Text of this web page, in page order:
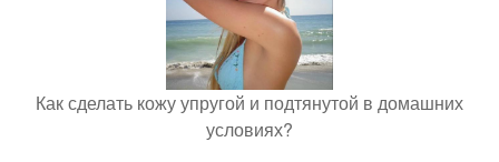
Как сделать кожу упругой и подтянутой в домашних
условиях?